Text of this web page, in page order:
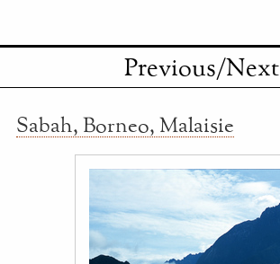
Previous/Next
Sabah, Borneo, Malaisie